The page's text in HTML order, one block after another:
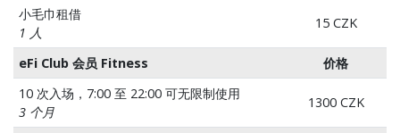
小毛巾租借
1 人
15 CZK
eFi Club 会员 Fitness
价格
10 次入场，7:00 至 22:00 可无限制使用
3 个月
1300 CZK